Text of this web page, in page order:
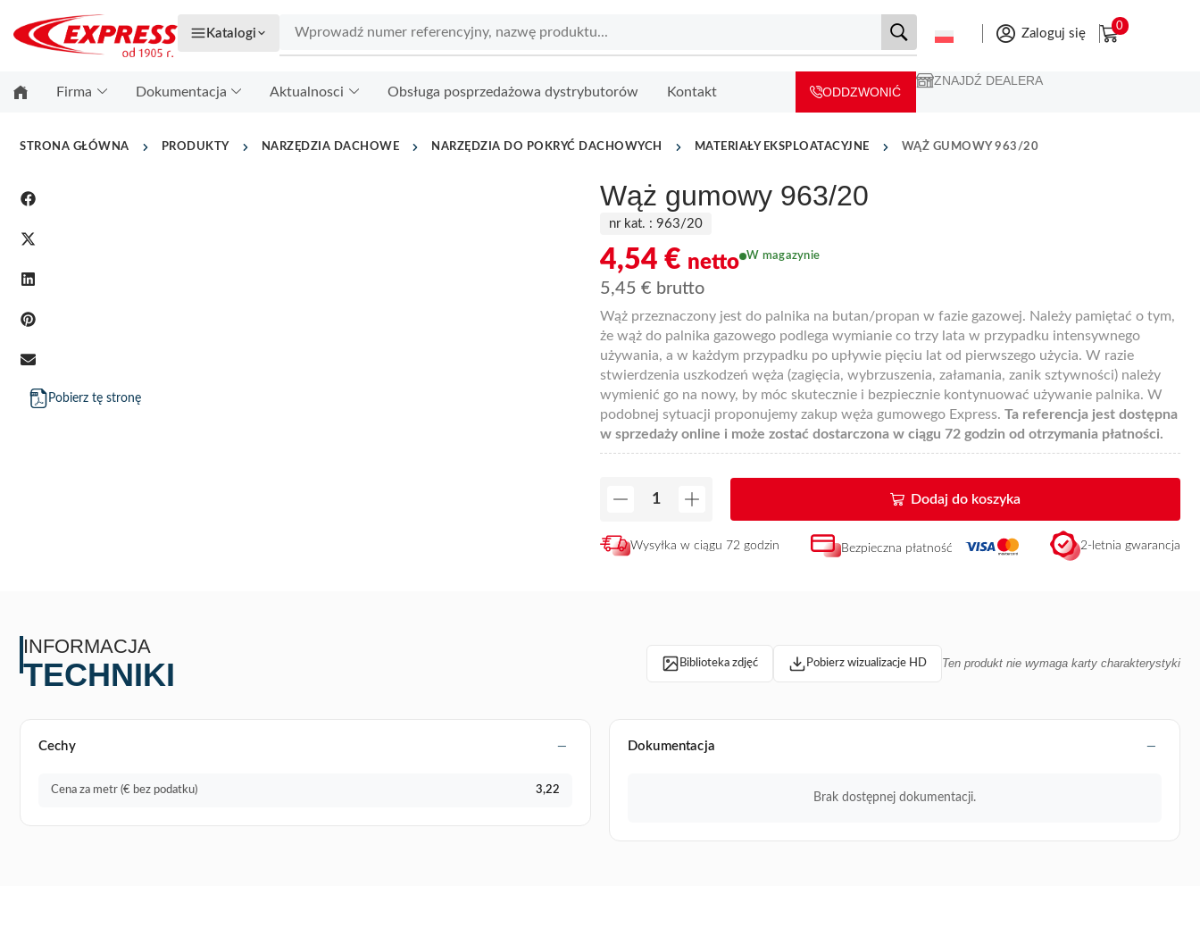
Katalogi Zaloguj się
0
Firma Dokumentacja Aktualnosci Obsługa posprzedażowa dystrybutorów Kontakt ODDZWONIĆ
ZNAJDŹ DEALERA
STRONA GŁÓWNA PRODUKTY NARZĘDZIA DACHOWE NARZĘDZIA DO POKRYĆ DACHOWYCH MATERIAŁY EKSPLOATACYJNE WĄŻ GUMOWY 963/20
Pobierz tę stronę
Wąż gumowy 963/20
nr kat. : 963/20
4,54 € netto
5,45 € brutto
W magazynie
Wąż przeznaczony jest do palnika na butan/propan w fazie gazowej. Należy pamiętać o tym,
że wąż do palnika gazowego podlega wymianie co trzy lata w przypadku intensywnego
używania, a w każdym przypadku po upływie pięciu lat od pierwszego użycia. W razie
stwierdzenia uszkodzeń węża (zagięcia, wybrzuszenia, załamania, zanik sztywności) należy
wymienić go na nowy, by móc skutecznie i bezpiecznie kontynuować używanie palnika. W
podobnej sytuacji proponujemy zakup węża gumowego Express. Ta referencja jest dostępna
w sprzedaży online i może zostać dostarczona w ciągu 72 godzin od otrzymania płatności.
Dodaj do koszyka
Wysyłka w ciągu 72 godzin Bezpieczna płatność 2-letnia gwarancja
INFORMACJA
TECHNIKI Biblioteka zdjęć Pobierz wizualizacje HD Ten produkt nie wymaga karty charakterystyki
Cechy
Cena za metr (€ bez podatku) 3,22
Dokumentacja
Brak dostępnej dokumentacji.